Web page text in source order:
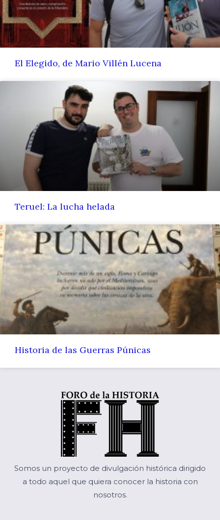
El Elegido, de Mario Villén Lucena
Teruel: La lucha helada
Historia de las Guerras Púnicas
Somos un proyecto de divulgación histórica dirigido
a todo aquel que quiera conocer la historia con
nosotros.